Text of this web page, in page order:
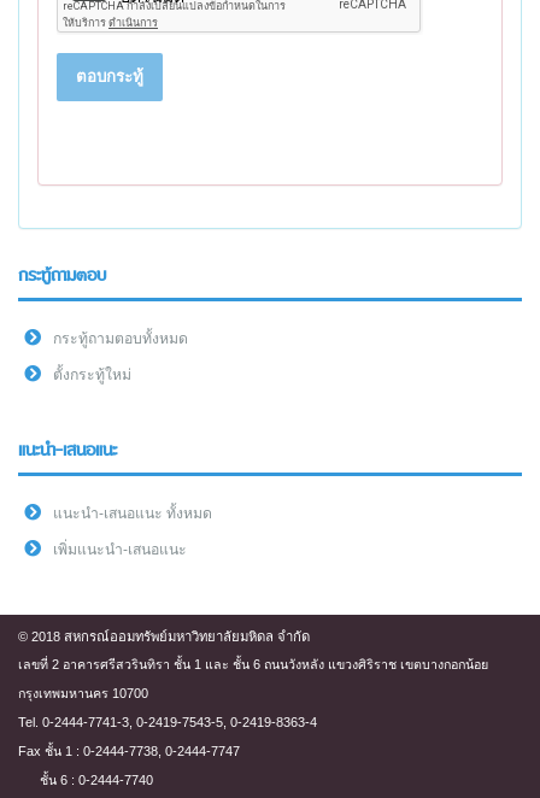
ตอบกระทู้
กระทู้ถามตอบ
กระทู้ถามตอบทั้งหมด
ตั้งกระทู้ใหม่
แนะนำ-เสนอแนะ
แนะนำ-เสนอแนะ ทั้งหมด
เพิ่มแนะนำ-เสนอแนะ
© 2018 สหกรณ์ออมทรัพย์มหาวิทยาลัยมหิดล จำกัด
เลขที่ 2 อาคารศรีสวรินทิรา ชั้น 1 และ ชั้น 6 ถนนวังหลัง แขวงศิริราช เขตบางกอกน้อย
กรุงเทพมหานคร 10700
Tel. 0-2444-7741-3, 0-2419-7543-5, 0-2419-8363-4
Fax ชั้น 1 : 0-2444-7738, 0-2444-7747
ชั้น 6 : 0-2444-7740